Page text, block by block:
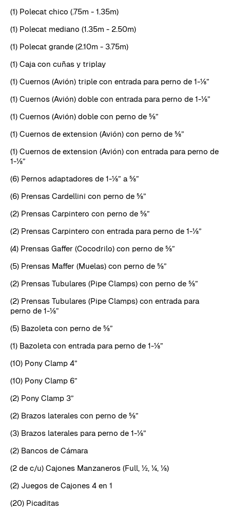
(1) Polecat chico (.75m - 1.35m)
(1) Polecat mediano (1.35m - 2.50m)
(1) Polecat grande (2.10m - 3.75m)
(1) Caja con cuñas y triplay
(1) Cuernos (Avión) triple con entrada para perno de 1-⅛”
(1) Cuernos (Avión) doble con entrada para perno de 1-⅛”
(1) Cuernos (Avión) doble con perno de ⅝”
(1) Cuernos de extension (Avión) con perno de ⅝”
(1) Cuernos de extension (Avión) con entrada para perno de
1-⅛”
(6) Pernos adaptadores de 1-⅛” a ⅝”
(6) Prensas Cardellini con perno de ⅝”
(2) Prensas Carpintero con perno de ⅝”
(2) Prensas Carpintero con entrada para perno de 1-⅛”
(4) Prensas Gaffer (Cocodrilo) con perno de ⅝”
(5) Prensas Maffer (Muelas) con perno de ⅝”
(2) Prensas Tubulares (Pipe Clamps) con perno de ⅝”
(2) Prensas Tubulares (Pipe Clamps) con entrada para
perno de 1-⅛”
(5) Bazoleta con perno de ⅝”
(1) Bazoleta con entrada para perno de 1-⅛”
(10) Pony Clamp 4”
(10) Pony Clamp 6”
(2) Pony Clamp 3”
(2) Brazos laterales con perno de ⅝”
(3) Brazos laterales para perno de 1-⅛”
(2) Bancos de Cámara
(2 de c/u) Cajones Manzaneros (Full, ½, ¼, ⅛)
(2) Juegos de Cajones 4 en 1
(20) Picaditas